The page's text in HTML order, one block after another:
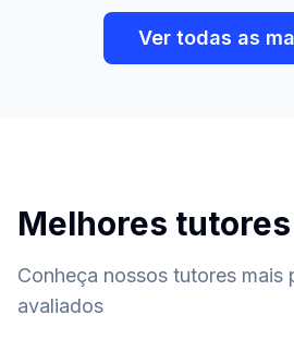
Ver todas as
Melhores tutores
Conheça nossos tutores mais
avaliados